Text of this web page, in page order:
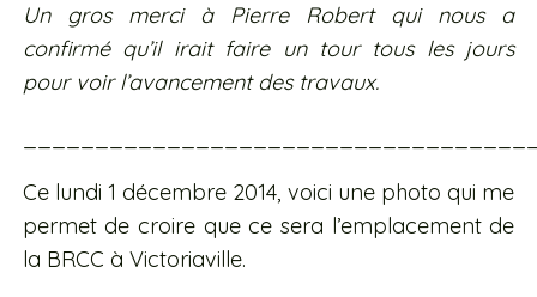
Un gros merci à Pierre Robert qui nous a
confirmé qu’il irait faire un tour tous les jours
pour voir l’avancement des travaux.
Ce lundi 1 décembre 2014, voici une photo qui me
permet de croire que ce sera l’emplacement de
la BRCC à Victoriaville.